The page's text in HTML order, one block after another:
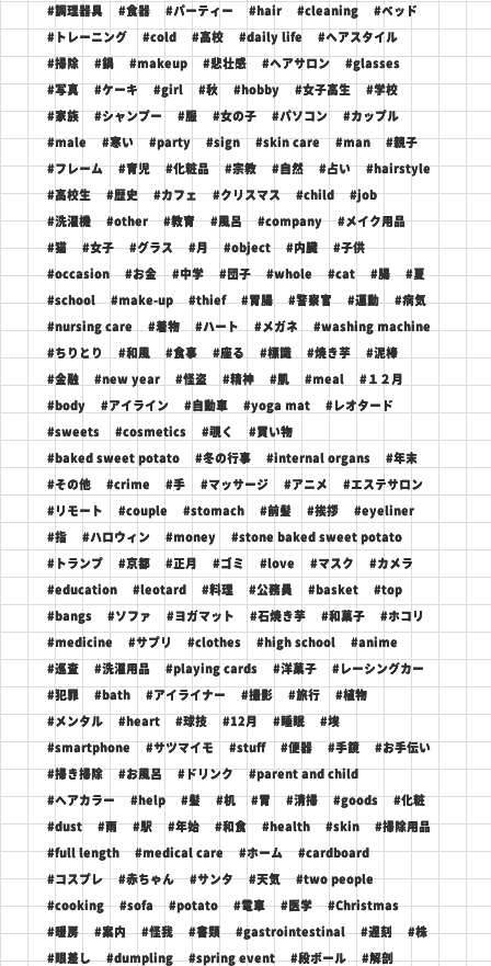
#調理器具 #食器 #パーティー #hair #cleaning #ベッド
#トレーニング #cold #高校 #daily life #ヘアスタイル
#掃除 #鍋 #makeup #悲壮感 #ヘアサロン #glasses
#写真 #ケーキ #girl #秋 #hobby #女子高生 #学校
#家族 #シャンプー #服 #女の子 #パソコン #カップル
#male #寒い #party #sign #skin care #man #親子
#フレーム #育児 #化粧品 #宗教 #自然 #占い #hairstyle
#高校生 #歴史 #カフェ #クリスマス #child #job
#洗濯機 #other #教育 #風呂 #company #メイク用品
#猫 #女子 #グラス #月 #object #内臓 #子供
#occasion #お金 #中学 #団子 #whole #cat #腸 #夏
#school #make-up #thief #胃腸 #警察官 #運動 #病気
#nursing care #着物 #ハート #メガネ #washing machine
#ちりとり #和風 #食事 #座る #標識 #焼き芋 #泥棒
#金融 #new year #怪盗 #精神 #肌 #meal #１２月
#body #アイライン #自動車 #yoga mat #レオタード
#sweets #cosmetics #覗く #買い物
#baked sweet potato #冬の行事 #internal organs #年末
#その他 #crime #手 #マッサージ #アニメ #エステサロン
#リモート #couple #stomach #前髪 #挨拶 #eyeliner
#指 #ハロウィン #money #stone baked sweet potato
#トランプ #京都 #正月 #ゴミ #love #マスク #カメラ
#education #leotard #料理 #公務員 #basket #top
#bangs #ソファ #ヨガマット #石焼き芋 #和菓子 #ホコリ
#medicine #サプリ #clothes #high school #anime
#巡査 #洗濯用品 #playing cards #洋菓子 #レーシングカー
#犯罪 #bath #アイライナー #撮影 #旅行 #植物
#メンタル #heart #球技 #12月 #睡眠 #埃
#smartphone #サツマイモ #stuff #便器 #手鏡 #お手伝い
#掃き掃除 #お風呂 #ドリンク #parent and child
#ヘアカラー #help #髪 #机 #胃 #清掃 #goods #化粧
#dust #雨 #駅 #年始 #和食 #health #skin #掃除用品
#full length #medical care #ホーム #cardboard
#コスプレ #赤ちゃん #サンタ #天気 #two people
#cooking #sofa #potato #電車 #医学 #Christmas
#暖房 #案内 #怪我 #書類 #gastrointestinal #遅刻 #株
#眼差し #dumpling #spring event #段ボール #解剖